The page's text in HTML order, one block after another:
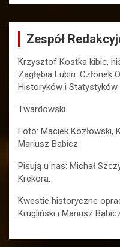
Zespół
Krzysztof Kostka kibic,
Zagłębia Lubin.
Historyków i Statystyków
Twardowski
Foto: Maciek Kozłowski,
Mariusz Babicz
Pisują u nas: Michał
Krekora.
Kwestie historyczne
Krugliński i Mariusz